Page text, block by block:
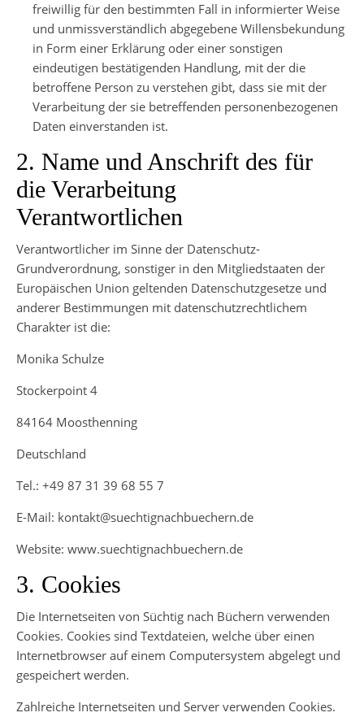
freiwillig für den bestimmten Fall in informierter Weise
und unmissverständlich abgegebene Willensbekundung
in Form einer Erklärung oder einer sonstigen
eindeutigen bestätigenden Handlung, mit der die
betroffene Person zu verstehen gibt, dass sie mit der
Verarbeitung der sie betreffenden personenbezogenen
Daten einverstanden ist.
2. Name und Anschrift des für
die Verarbeitung
Verantwortlichen
Verantwortlicher im Sinne der Datenschutz-
Grundverordnung, sonstiger in den Mitgliedstaaten der
Europäischen Union geltenden Datenschutzgesetze und
anderer Bestimmungen mit datenschutzrechtlichem
Charakter ist die:
Monika Schulze
Stockerpoint 4
84164 Moosthenning
Deutschland
Tel.: +49 87 31 39 68 55 7
E-Mail: kontakt@suechtignachbuechern.de
Website: www.suechtignachbuechern.de
3. Cookies
Die Internetseiten von Süchtig nach Büchern verwenden
Cookies. Cookies sind Textdateien, welche über einen
Internetbrowser auf einem Computersystem abgelegt und
gespeichert werden.
Zahlreiche Internetseiten und Server verwenden Cookies.